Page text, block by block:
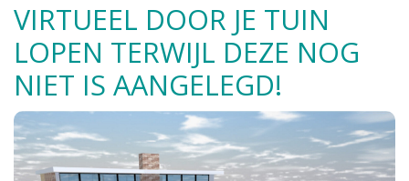
VIRTUEEL DOOR JE TUIN
LOPEN TERWIJL DEZE NOG
NIET IS AANGELEGD!